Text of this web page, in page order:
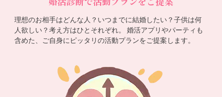
理想のお相手はどんな人？いつまでに結婚したい？子供は何
人欲しい？考え方はひとそれぞれ。 婚活アプリやパーティも
含めた、ご自身にピッタリの活動プランをご提案します。